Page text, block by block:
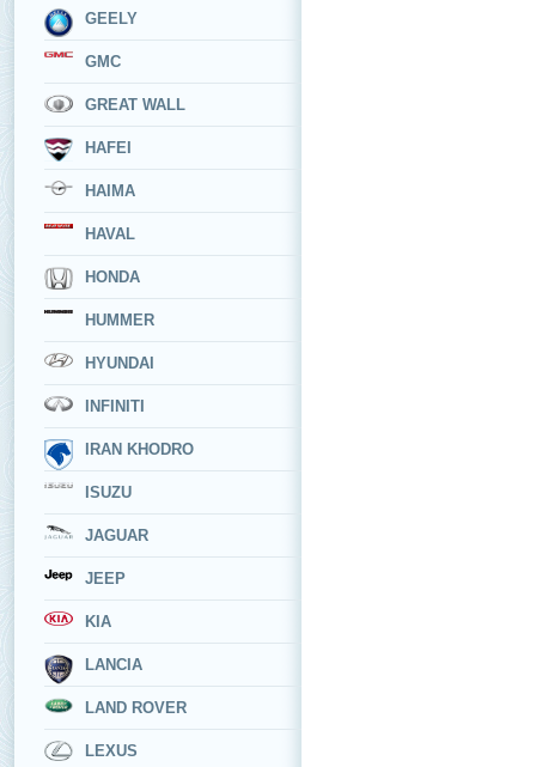
GEELY
GMC
GREAT WALL
HAFEI
HAIMA
HAVAL
HONDA
HUMMER
HYUNDAI
INFINITI
IRAN KHODRO
ISUZU
JAGUAR
JEEP
KIA
LANCIA
LAND ROVER
LEXUS